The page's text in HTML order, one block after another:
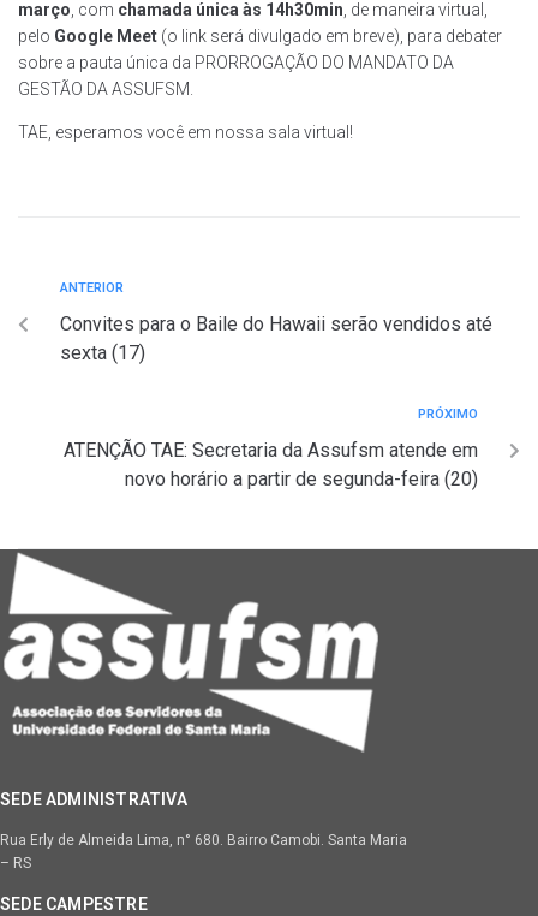
março , com chamada única às 14h30min , de maneira virtual,
pelo Google Meet (o link será divulgado em breve), para debater
sobre a pauta única da PRORROGAÇÃO DO MANDATO DA
GESTÃO DA ASSUFSM.
TAE, esperamos você em nossa sala virtual!
Navegação
A
n
o
ANTERIOR
Convites para o Baile do Hawaii serão vendidos até
sexta (17)
m
PRÓXIMO
ATENÇÃO TAE: Secretaria da Assufsm atende em
novo horário a partir de segunda-feira (20)
SEDE ADMINISTRATIVA
Rua Erly de Almeida Lima, n° 680. Bairro Camobi. Santa Maria
– RS
SEDE CAMPESTRE